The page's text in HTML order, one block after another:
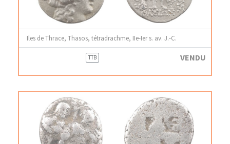
Iles de Thrace, Thasos, tétradrachme, IIe-Ier s. av. J.-C.
TTB VENDU